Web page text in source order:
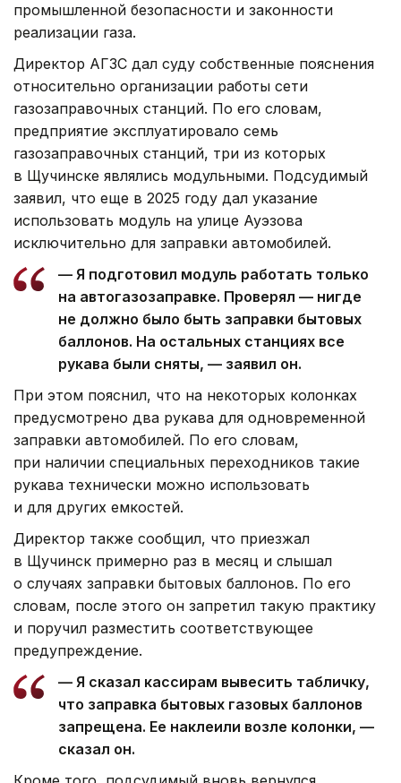
промышленной безопасности и законности
реализации газа.
Директор АГЗС дал суду собственные пояснения
относительно организации работы сети
газозаправочных станций. По его словам,
предприятие эксплуатировало семь
газозаправочных станций, три из которых
в Щучинске являлись модульными. Подсудимый
заявил, что еще в 2025 году дал указание
использовать модуль на улице Ауэзова
исключительно для заправки автомобилей.
— Я подготовил модуль работать только
на автогазозаправке. Проверял — нигде
не должно было быть заправки бытовых
баллонов. На остальных станциях все
рукава были сняты, — заявил он.
При этом пояснил, что на некоторых колонках
предусмотрено два рукава для одновременной
заправки автомобилей. По его словам,
при наличии специальных переходников такие
рукава технически можно использовать
и для других емкостей.
Директор также сообщил, что приезжал
в Щучинск примерно раз в месяц и слышал
о случаях заправки бытовых баллонов. По его
словам, после этого он запретил такую практику
и поручил разместить соответствующее
предупреждение.
— Я сказал кассирам вывесить табличку,
что заправка бытовых газовых баллонов
запрещена. Ее наклеили возле колонки, —
сказал он.